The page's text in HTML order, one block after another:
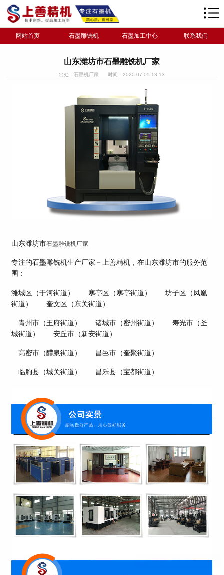
网站首页 石墨雕铣机 石墨加工中心 联系我们
山东潍坊市石墨雕铣机厂家
出处：石墨机厂家 时间：2020-07-05 13:13
山东潍坊市石墨雕铣机厂家
专注的石墨雕铣机生产厂家－上善精机，在山东潍坊市的服务范
围：
潍城区（于河街道） 寒亭区（寒亭街道） 坊子区（凤凰
街道） 奎文区（东关街道）
青州市（王府街道） 诸城市（密州街道） 寿光市（圣
城街道） 安丘市（新安街道）
高密市（醴泉街道） 昌邑市（奎聚街道）
临朐县（城关街道） 昌乐县（宝都街道）